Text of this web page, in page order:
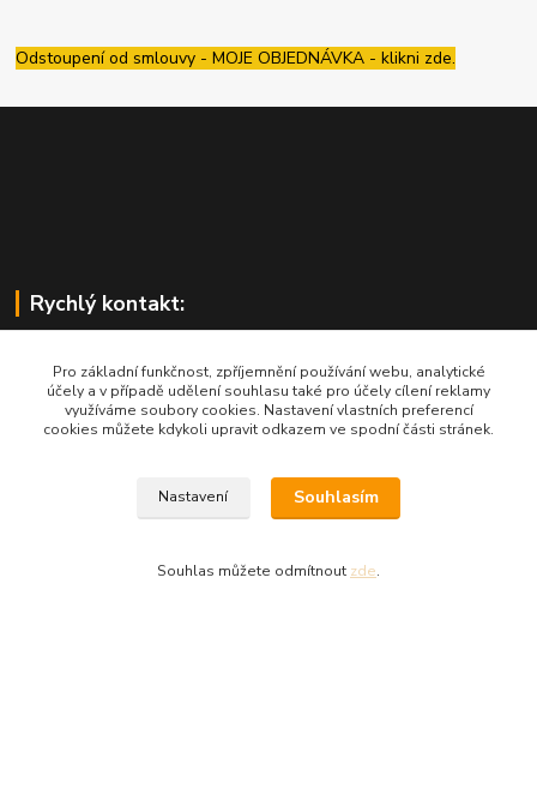
Odstoupení od smlouvy - MOJE OBJEDNÁVKA - klikni zde.
Rychlý kontakt:
West4us.cz - dovoz z U.S.A.
+420 777 327 627
Pro základní funkčnost, zpříjemnění používání webu, analytické
účely a v případě udělení souhlasu také pro účely cílení reklamy
využíváme soubory cookies. Nastavení vlastních preferencí
cookies můžete kdykoli upravit odkazem ve spodní části stránek.
Nastavení Souhlasím
Souhlas můžete odmítnout zde.